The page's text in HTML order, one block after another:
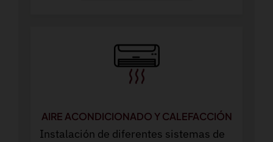
AIRE ACONDICIONADO Y CALEFACCIÓN
Instalación de diferentes sistemas de